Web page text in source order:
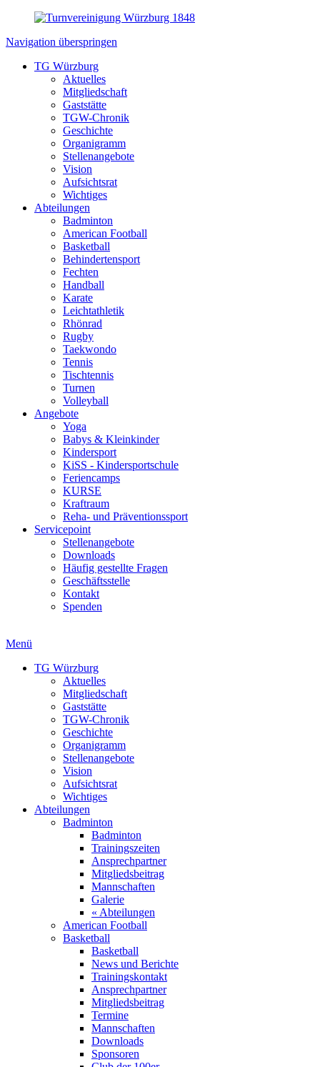
Navigation überspringen
TG Würzburg
Aktuelles
Mitgliedschaft
Gaststätte
TGW-Chronik
Geschichte
Organigramm
Stellenangebote
Vision
Aufsichtsrat
Wichtiges
Abteilungen
Badminton
American Football
Basketball
Behindertensport
Fechten
Handball
Karate
Leichtathletik
Rhönrad
Rugby
Taekwondo
Tennis
Tischtennis
Turnen
Volleyball
Angebote
Yoga
Babys & Kleinkinder
Kindersport
KiSS - Kindersportschule
Feriencamps
KURSE
Kraftraum
Reha- und Präventionssport
Servicepoint
Stellenangebote
Downloads
Häufig gestellte Fragen
Geschäftsstelle
Kontakt
Spenden
Menü
TG Würzburg
Aktuelles
Mitgliedschaft
Gaststätte
TGW-Chronik
Geschichte
Organigramm
Stellenangebote
Vision
Aufsichtsrat
Wichtiges
Abteilungen
Badminton
Badminton
Trainingszeiten
Ansprechpartner
Mitgliedsbeitrag
Mannschaften
Galerie
« Abteilungen
American Football
Basketball
Basketball
News und Berichte
Trainingskontakt
Ansprechpartner
Mitgliedsbeitrag
Termine
Mannschaften
Downloads
Sponsoren